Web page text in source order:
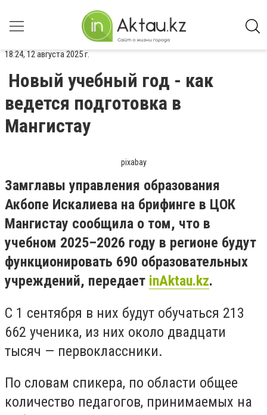
18:24, 12 августа 2025 г.
Новый учебный год - как
ведется подготовка в
Мангистау
pixabay
Замглавы управления образования
Акбопе Искалиева на брифинге в ЦОК
Мангистау сообщила о том, что в
учебном 2025–2026 году в регионе будут
функционировать 690 образовательных
учреждений, передает inAktau.kz.
С 1 сентября в них будут обучаться 213
662 ученика, из них около двадцати
тысяч — первоклассники.
По словам спикера, по области общее
количество педагогов, принимаемых на